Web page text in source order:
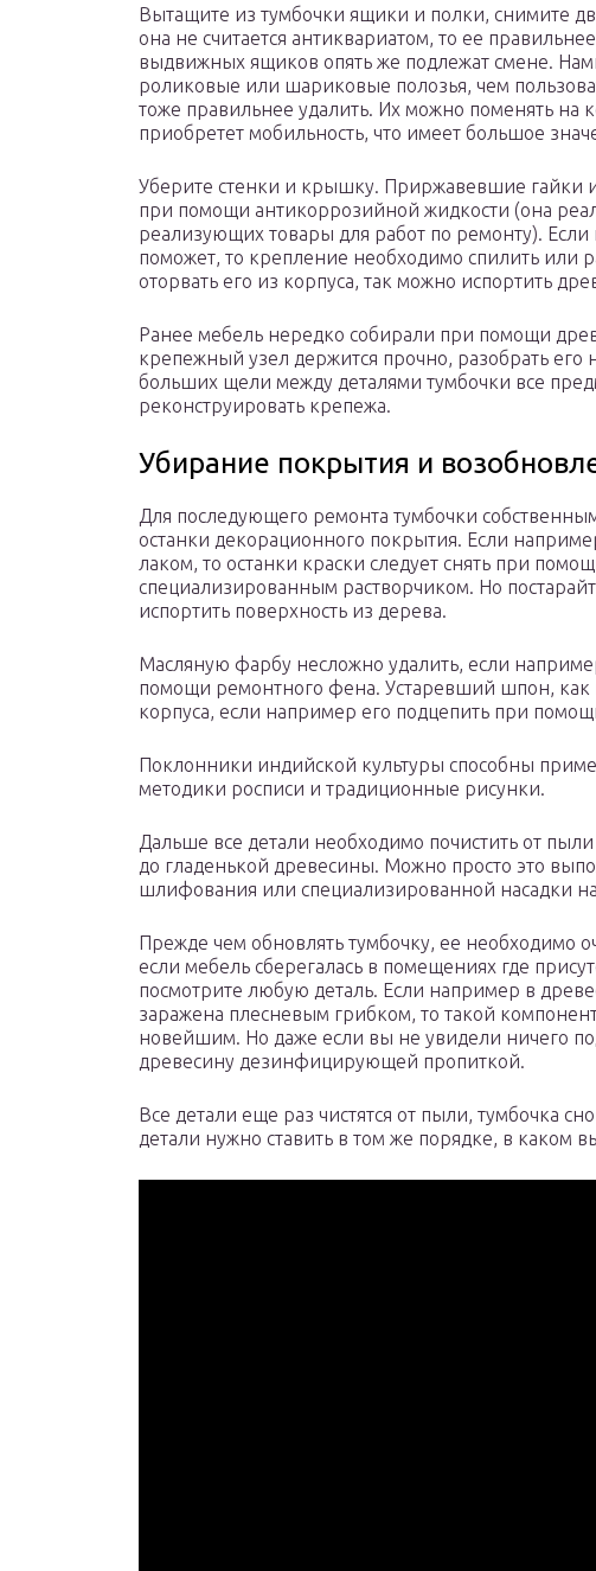
Вытащите из тумбочки ящики и полки, снимите
она не считается антиквариатом, то ее
выдвижных ящиков опять же подлежат смене.
роликовые или шариковые полозья, чем
тоже правильнее удалить. Их можно поменять на
приобретет мобильность, что имеет большое
Уберите стенки и крышку. Приржавевшие гайки и
при помощи антикоррозийной жидкости (она
реализующих товары для работ по ремонту).
поможет, то крепление необходимо спилить или
оторвать его из корпуса, так можно испортить
Ранее мебель нередко собирали при помощи
крепежный узел держится прочно, разобрать его
больших щели между деталями тумбочки все
реконструировать крепежа.
Убирание покрытия и
Для последующего ремонта тумбочки
останки декорационного покрытия. Если
лаком, то останки краски следует снять при
специализированным растворчиком. Но
испортить поверхность из дерева.
Масляную фарбу несложно удалить, если
помощи ремонтного фена. Устаревший шпон, как
корпуса, если например его подцепить при
Поклонники индийской культуры способны
методики росписи и традиционные рисунки.
Дальше все детали необходимо почистить от
до гладенькой древесины. Можно просто это
шлифования или специализированной насадки
Прежде чем обновлять тумбочку, ее необходимо
если мебель сберегалась в помещениях где
посмотрите любую деталь. Если например в
заражена плесневым грибком, то такой
новейшим. Но даже если вы не увидели ничего
древесину дезинфицирующей пропиткой.
Все детали еще раз чистятся от пыли, тумбочка
детали нужно ставить в том же порядке, в каком